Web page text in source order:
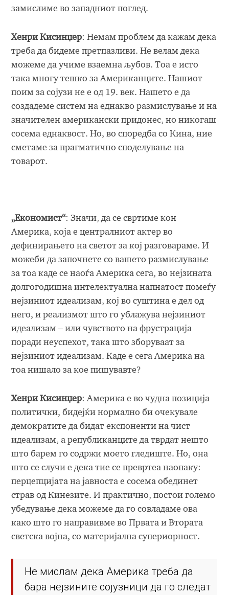
замислиме во западниот поглед.
Хенри Кисинџер: Немам проблем да кажам дека
треба да бидеме претпазливи. Не велам дека
можеме да учиме взаемна љубов. Тоа е исто
така многу тешко за Американците. Нашиот
поим за сојузи не е од 19. век. Нашето е да
создадеме систем на еднакво размислување и на
значителен американски придонес, но никогаш
сосема еднаквост. Но, во споредба со Кина, ние
сметаме за прагматично споделување на
товарот.
„Економист“: Значи, да се свртиме кон
Америка, која е централниот актер во
дефинирањето на светот за кој разговараме. И
можеби да започнете со вашето размислување
за тоа каде се наоѓа Америка сега, во нејзината
долгогодишна интелектуална напнатост помеѓу
нејзиниот идеализам, кој во суштина е дел од
него, и реализмот што го ублажува нејзиниот
идеализам – или чувството на фрустрација
поради неуспехот, така што зборуваат за
нејзиниот идеализам. Каде е сега Америка на
тоа нишало за кое пишувавте?
Хенри Кисинџер: Америка е во чудна позиција
политички, бидејќи нормално би очекувале
демократите да бидат експоненти на чист
идеализам, а републиканците да тврдат нешто
што барем го содржи моето гледиште. Но, она
што се случи е дека тие се превртеа наопаку:
перцепцијата на јавноста е сосема обединет
страв од Кинезите. И практично, постои големо
убедување дека можеме да го совладаме ова
како што го направивме во Првата и Втората
светска војна, со материјална супериорност.
Не мислам дека Америка треба да
бара нејзините сојузници да го следат